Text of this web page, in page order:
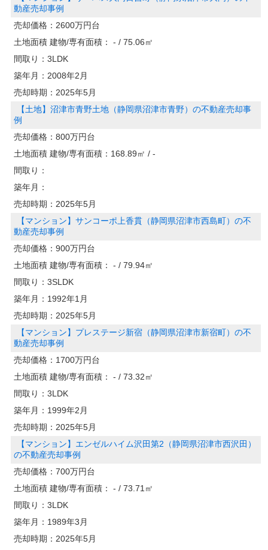
動産売却事例
売却価格： 2600万円台
土地面積 建物/専有面積：
- / 75.06㎡
間取り： 3LDK
築年月： 2008年2月
売却時期： 2025年5月
【土地】沼津市青野土地（静岡県沼津市青野）の不動産売却事
例
売却価格： 800万円台
土地面積 建物/専有面積： 168.89㎡ / -
間取り：
築年月：
売却時期： 2025年5月
【マンション】サンコーポ上香貫（静岡県沼津市西島町）の不
動産売却事例
売却価格： 900万円台
土地面積 建物/専有面積：
- / 79.94㎡
間取り： 3SLDK
築年月： 1992年1月
売却時期： 2025年5月
【マンション】プレステージ新宿（静岡県沼津市新宿町）の不
動産売却事例
売却価格： 1700万円台
土地面積 建物/専有面積：
- / 73.32㎡
間取り： 3LDK
築年月： 1999年2月
売却時期： 2025年5月
【マンション】エンゼルハイム沢田第2（静岡県沼津市西沢田）
の不動産売却事例
売却価格： 700万円台
土地面積 建物/専有面積：
- / 73.71㎡
間取り： 3LDK
築年月： 1989年3月
売却時期： 2025年5月